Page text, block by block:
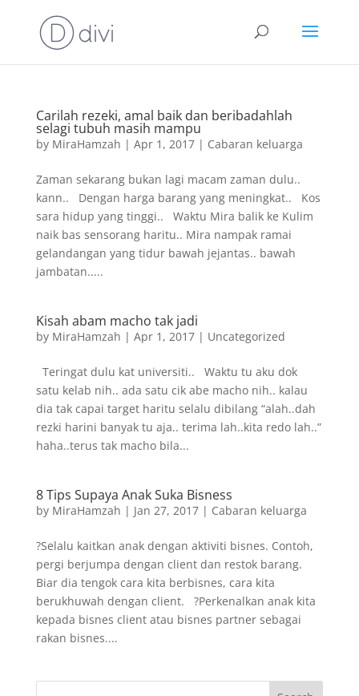
Carilah rezeki, amal baik dan beribadahlah
selagi tubuh masih mampu
by MiraHamzah | Apr 1, 2017| Cabaran keluarga
Zaman sekarang bukan lagi macam zaman dulu..
kann.. Dengan harga barang yang meningkat.. Kos
sara hidup yang tinggi.. Waktu Mira balik ke Kulim
naik bas sensorang haritu.. Mira nampak ramai
gelandangan yang tidur bawah jejantas.. bawah
jambatan.....
Kisah abam macho tak jadi
by MiraHamzah | Apr 1, 2017| Uncategorized
Teringat dulu kat universiti.. Waktu tu aku dok
satu kelab nih.. ada satu cik abe macho nih.. kalau
dia tak capai target haritu selalu dibilang “alah..dah
rezki harini banyak tu aja.. terima lah..kita redo lah..”
haha..terus tak macho bila...
8 Tips Supaya Anak Suka Bisness
by MiraHamzah | Jan 27, 2017| Cabaran keluarga
?Selalu kaitkan anak dengan aktiviti bisnes. Contoh,
pergi berjumpa dengan client dan restok barang.
Biar dia tengok cara kita berbisnes, cara kita
berukhuwah dengan client. ?Perkenalkan anak kita
kepada bisnes client atau bisnes partner sebagai
rakan bisnes....